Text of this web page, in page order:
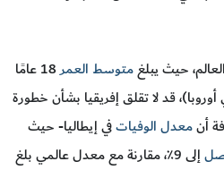
حيث يبلغمتوسط العمر
18 عامًا
قد لا تقلق إفريقيا بشأن خطورة
أنمعدل الوفياتفي إيطاليا- حيث
إلى 9٪، مقارنة مع معدل عالمي بلغ